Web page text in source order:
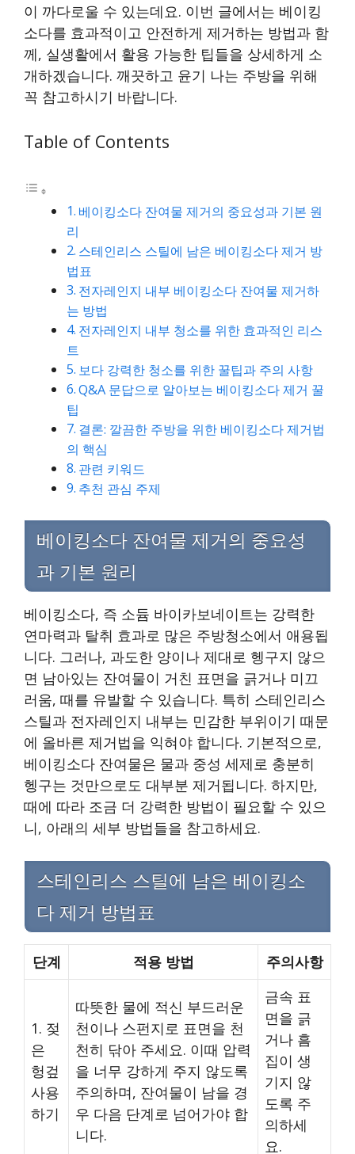
이 까다로울 수 있는데요. 이번 글에서는 베이킹
소다를 효과적이고 안전하게 제거하는 방법과 함
께, 실생활에서 활용 가능한 팁들을 상세하게 소
개하겠습니다. 깨끗하고 윤기 나는 주방을 위해
꼭 참고하시기 바랍니다.
Table of Contents
베이킹소다 잔여물 제거의 중요성과 기본 원
리
스테인리스 스틸에 남은 베이킹소다 제거 방
법표
전자레인지 내부 베이킹소다 잔여물 제거하
는 방법
전자레인지 내부 청소를 위한 효과적인 리스
트
보다 강력한 청소를 위한 꿀팁과 주의 사항
Q&A 문답으로 알아보는 베이킹소다 제거 꿀
팁
결론: 깔끔한 주방을 위한 베이킹소다 제거법
의 핵심
관련 키워드
추천 관심 주제
베이킹소다 잔여물 제거의 중요성
과 기본 원리
베이킹소다, 즉 소듐 바이카보네이트는 강력한
연마력과 탈취 효과로 많은 주방청소에서 애용됩
니다. 그러나, 과도한 양이나 제대로 헹구지 않으
면 남아있는 잔여물이 거친 표면을 긁거나 미끄
러움, 때를 유발할 수 있습니다. 특히 스테인리스
스틸과 전자레인지 내부는 민감한 부위이기 때문
에 올바른 제거법을 익혀야 합니다. 기본적으로,
베이킹소다 잔여물은 물과 중성 세제로 충분히
헹구는 것만으로도 대부분 제거됩니다. 하지만,
때에 따라 조금 더 강력한 방법이 필요할 수 있으
니, 아래의 세부 방법들을 참고하세요.
스테인리스 스틸에 남은 베이킹소
다 제거 방법표
단계 적용 방법 주의사항
1. 젖
은
헝겊
사용
하기
따뜻한 물에 적신 부드러운
천이나 스펀지로 표면을 천
천히 닦아 주세요. 이때 압력
을 너무 강하게 주지 않도록
주의하며, 잔여물이 남을 경
우 다음 단계로 넘어가야 합
니다.
금속 표
면을 긁
거나 흠
집이 생
기지 않
도록 주
의하세
요.